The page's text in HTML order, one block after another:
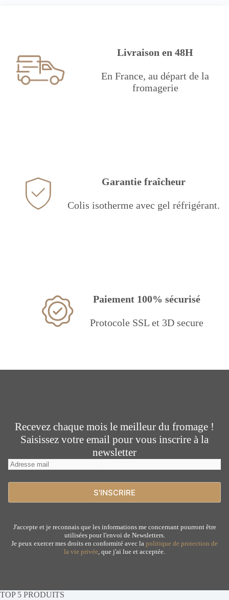
Livraison en 48H
En France, au départ de la
fromagerie
Garantie fraîcheur
Colis isotherme avec gel réfrigérant.
Paiement 100% sécurisé
Protocole SSL et 3D secure
Recevez chaque mois le meilleur du fromage !
Saisissez votre email pour vous inscrire à la
newsletter
J'accepte et je reconnais que les informations me concernant pourront être
utilisées pour l'envoi de Newsletters.
Je peux exercer mes droits en conformité avec la politique de protection de
la vie privée, que j'ai lue et acceptée.
TOP 5 PRODUITS